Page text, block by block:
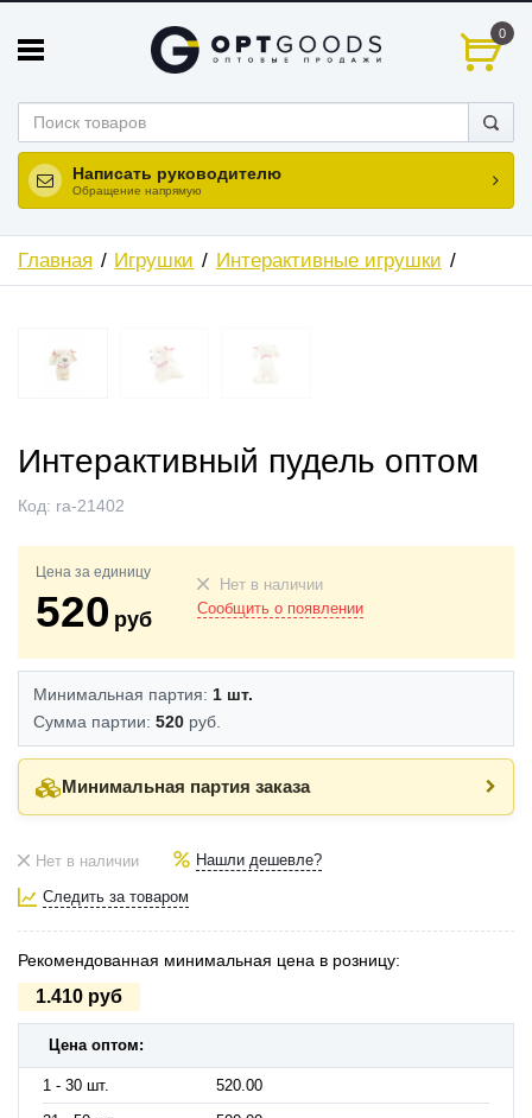
0
Написать руководителю
Обращение напрямую
Главная Игрушки Интерактивные игрушки
Интерактивный пудель оптом
Код: ra-21402
Цена за единицу
520 руб
Нет в наличии
Сообщить о появлении
Минимальная партия: 1 шт.
Сумма партии: 520 руб.
Минимальная партия заказа
Нет в наличии Нашли дешевле?
Следить за товаром
Рекомендованная минимальная цена в розницу:
1.410 руб
Цена оптом:
1 - 30 шт.
520.00